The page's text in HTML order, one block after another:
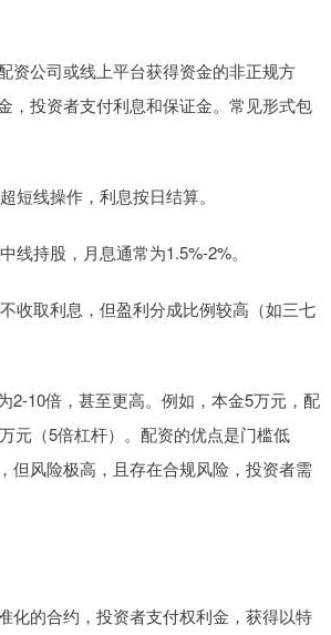
资公司或线上平台获得资金的非正规方
，投资者支付利息和保证金。常见形式包
短线操作，利息按日结算。
线持股，月息通常为1.5%-2%。
收取利息，但盈利分成比例较高（如三七
2-10倍，甚至更高。例如，本金5万元，配
元（5倍杠杆）。配资的优点是门槛低
但风险极高，且存在合规风险，投资者需
化的合约，投资者支付权利金，获得以特